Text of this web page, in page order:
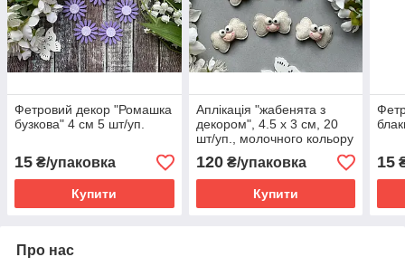
Фетровий декор "Ромашка
бузкова" 4 см 5 шт/уп.
15 ₴/упаковка
Купити
Аплікація "жабенята з
декором", 4.5 х 3 см, 20
шт/уп., молочного кольору
120₴/упаковка
Купити
15
Про нас